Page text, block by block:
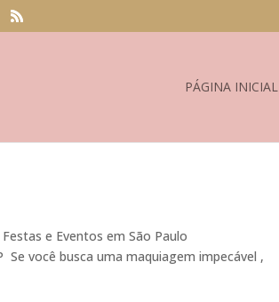
PÁGINA INICIAL
e Eventos em São Paulo
você busca uma maquiagem impecável ,